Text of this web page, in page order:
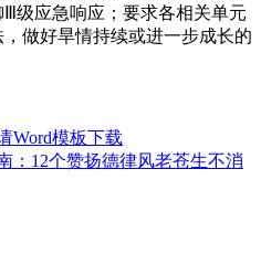
级应急响应；要求各相关单元
做好旱情持续或进一步成长的
Word模板下载
：12个赞扬德律风老苍生不消